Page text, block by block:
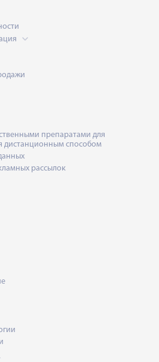
препаратами для
дистанционным способом
рассылок